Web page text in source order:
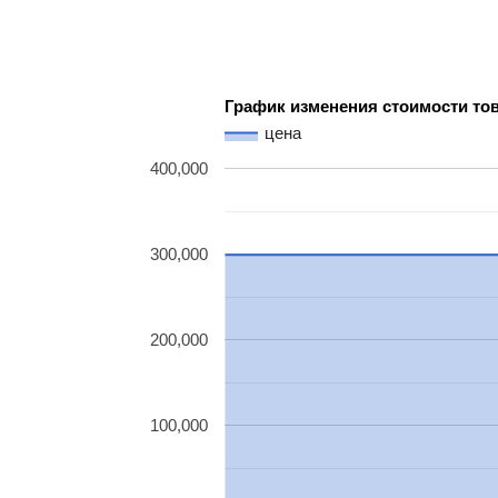
График изменения стоимости
цена
100,000
200,000
300,000
400,000